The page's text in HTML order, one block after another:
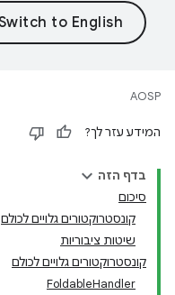
AOSP
המידע עזר לך?
בדף הזה
סיכום
קונסטרוקטורים גלויים לכולם
שיטות ציבוריות
קונסטרוקטורים גלויים לכולם
FoldableHandler